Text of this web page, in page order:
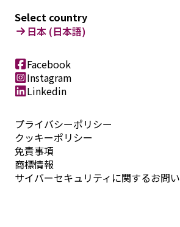
プライバシーポリシー
クッキーポリシー
免責事項
商標情報
サイバーセキュリティに関するお問
Select country
日本 (日本語)
Facebook
Instagram
Linkedin